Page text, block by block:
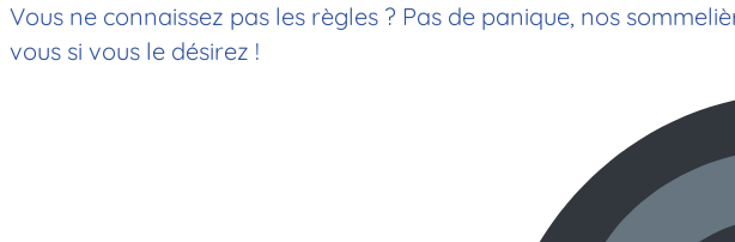
Vous ne connaissez pas les règles ? Pas de panique, nos
vous si vous le désirez !